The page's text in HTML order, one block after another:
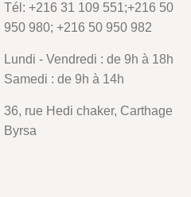
Tél: +216 31 109 551;+216 50
950 980; +216 50 950 982
Lundi - Vendredi : de 9h à 18h
Samedi : de 9h à 14h
36, rue Hedi chaker, Carthage
Byrsa